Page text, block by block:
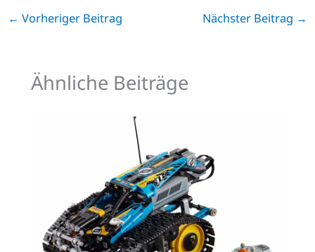
← Vorheriger Beitrag Nächster Beitrag →
Ähnliche Beiträge